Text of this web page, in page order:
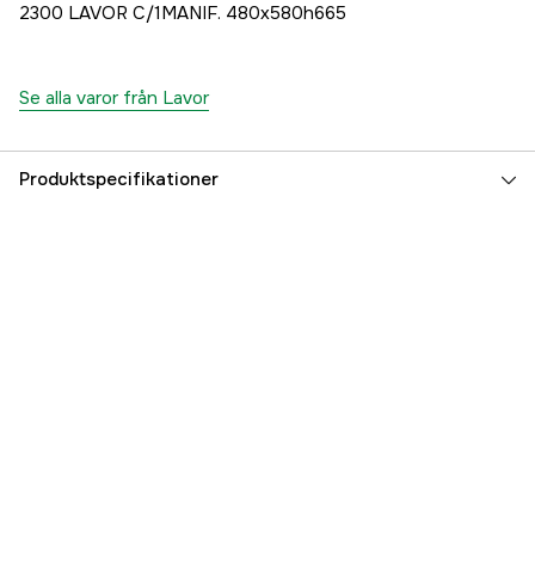
2300 LAVOR C/1MANIF. 480x580h665
Se alla varor från Lavor
Produktspecifikationer